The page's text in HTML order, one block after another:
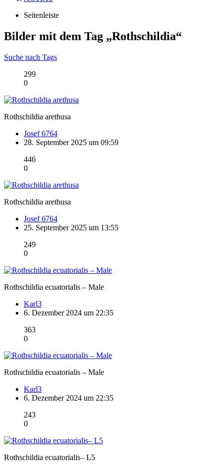
Seitenleiste
Bilder mit dem Tag „Rothschildia“
Suche nach Tags
299
0
Rothschildia arethusa
Josef 6764
28. September 2025 um 09:59
446
0
Rothschildia arethusa
Josef 6764
25. September 2025 um 13:55
249
0
Rothschildia ecuatorialis – Male
Karl3
6. Dezember 2024 um 22:35
363
0
Rothschildia ecuatorialis – Male
Karl3
6. Dezember 2024 um 22:35
243
0
Rothschildia ecuatorialis– L5